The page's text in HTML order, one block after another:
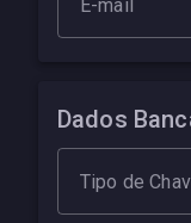
E-mail
Dados
Tipo de